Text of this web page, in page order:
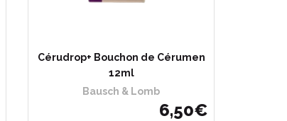
Cérudrop+ Bouchon de Cérumen
12ml
Bausch & Lomb
6,50€